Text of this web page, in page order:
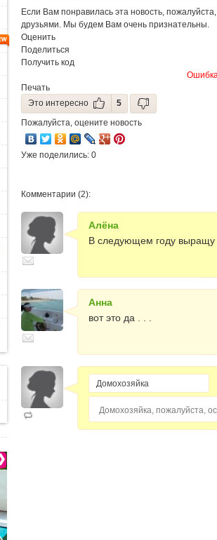
Если Вам понравилась эта новость,
друзьями. Мы будем Вам очень признательны.
Оценить
Поделиться
Получить код
Печать
Это интересно
5
Пожалуйста, оцените новость
Уже поделились: 0
Комментарии (2):
Алёна
В следующем году выращу
Анна
вот это да . . .
Домохозяйка, пожалуйста,